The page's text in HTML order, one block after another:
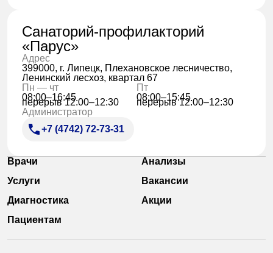
Санаторий-профилакторий
«Парус»
Адрес
399000, г. Липецк, Плехановское лесничество,
Ленинский лесхоз, квартал 67
Пн — чт
08:00–16:45
перерыв 12:00–12:30
Пт
08:00–15:45
перерыв 12:00–12:30
Администратор
+7 (4742) 72-73-31
Врачи
Анализы
Услуги
Вакансии
Диагностика
Акции
Пациентам